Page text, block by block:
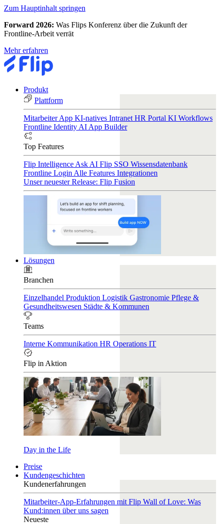
Zum Hauptinhalt springen
Forward 2026: Was Flips Konferenz über die Zukunft der
Frontline-Arbeit verrät
Mehr erfahren
Produkt
Plattform
Mitarbeiter App KI-natives Intranet HR Portal KI Workflows
Frontline Identity AI App Builder
Top Features
Flip Intelligence Ask AI Flip SSO Wissensdatenbank
Frontline Login Alle Features Integrationen
Unser neuester Release: Flip Fusion
Lösungen
Branchen
Einzelhandel Produktion Logistik Gastronomie Pflege &
Gesundheitswesen Städte & Kommunen
Teams
Interne Kommunikation HR Operations IT
Flip in Aktion
Day in the Life
Preise
Kundengeschichten
Kundenerfahrungen
Mitarbeiter-App-Erfahrungen mit Flip Wall of Love: Was
Kund:innen über uns sagen
Neueste